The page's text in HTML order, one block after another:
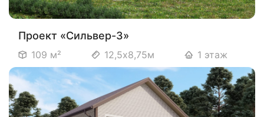
Проект «Сильвер-3»
109 м² 12,5х8,75м 1 этаж